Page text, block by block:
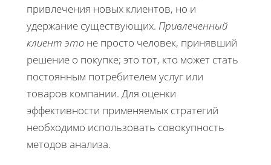
привлечения новых клиентов, но и
удержание существующих. Привлеченный
клиент это не просто человек, принявший
решение о покупке; это тот, кто может стать
постоянным потребителем услуг или
товаров компании. Для оценки
эффективности применяемых стратегий
необходимо использовать совокупность
методов анализа.